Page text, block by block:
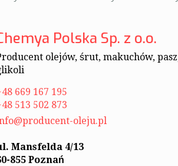
Polska Sp. z o.o.
olejów, śrut, makuchów,
669 167 195
513 502 873
oleju.pl
Mansfelda 4/13
855 Poznań